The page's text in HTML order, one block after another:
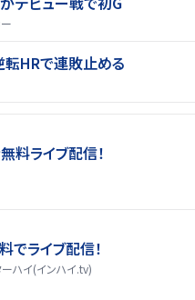
転HRで連敗止める
料ライブ配信！
ライブ配信！
ーハイ(インハイ.tv)